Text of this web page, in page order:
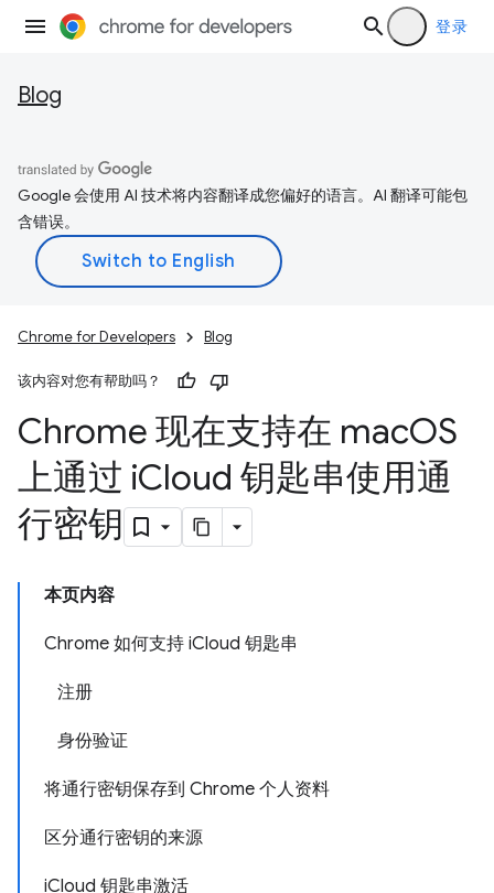
登录
Blog
Google 会使用 AI 技术将内容翻译成您偏好的语言。AI 翻译可能包
含错误。
Chrome for Developers Blog
该内容对您有帮助吗？
Chrome 现在支持在 macOS
上通过 iCloud 钥匙串使用通
行密钥
本页内容
Chrome 如何支持 iCloud 钥匙串
注册
身份验证
将通行密钥保存到 Chrome 个人资料
区分通行密钥的来源
iCloud 钥匙串激活